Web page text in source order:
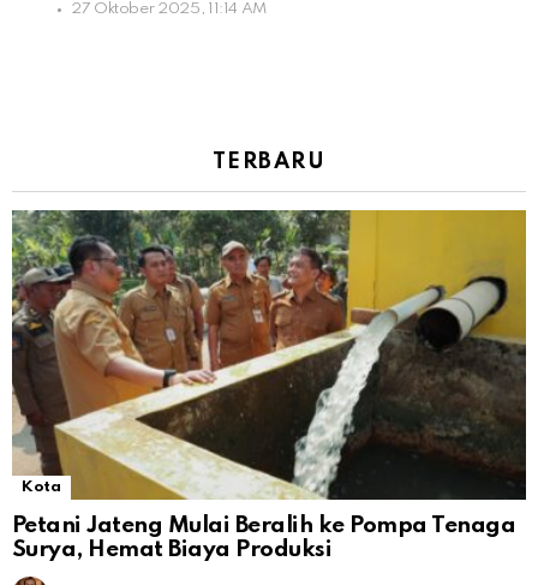
27 Oktober 2025, 11:14 AM
TERBARU
Kota
Petani Jateng Mulai Beralih ke Pompa Tenaga
Surya, Hemat Biaya Produksi